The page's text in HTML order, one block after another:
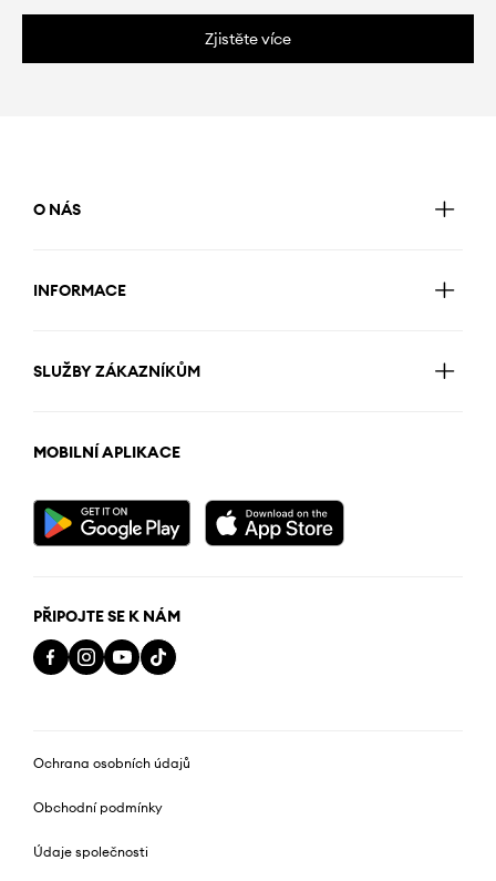
Zjistěte více
O NÁS
INFORMACE
SLUŽBY ZÁKAZNÍKŮM
MOBILNÍ APLIKACE
PŘIPOJTE SE K NÁM
Ochrana osobních údajů
Obchodní podmínky
Údaje společnosti